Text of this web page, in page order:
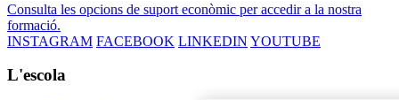
Consulta les opcions de suport econòmic per accedir a la nostra
formació.
INSTAGRAM FACEBOOK LINKEDIN YOUTUBE
L'escola